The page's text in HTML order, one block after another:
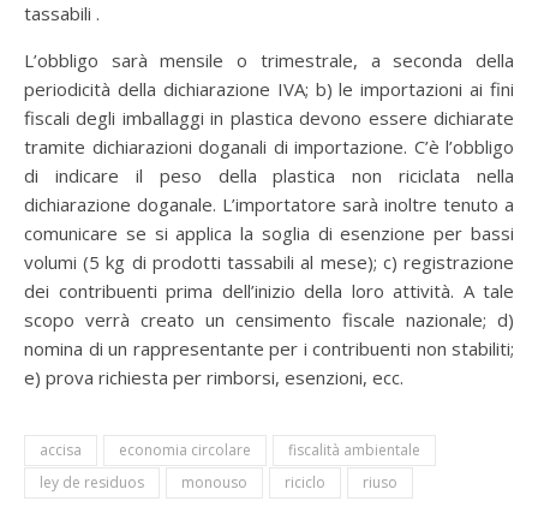
tassabili .
L’obbligo sarà mensile o trimestrale, a seconda della
periodicità della dichiarazione IVA; b) le importazioni ai fini
fiscali degli imballaggi in plastica devono essere dichiarate
tramite dichiarazioni doganali di importazione. C’è l’obbligo
di indicare il peso della plastica non riciclata nella
dichiarazione doganale. L’importatore sarà inoltre tenuto a
comunicare se si applica la soglia di esenzione per bassi
volumi (5 kg di prodotti tassabili al mese); c) registrazione
dei contribuenti prima dell’inizio della loro attività. A tale
scopo verrà creato un censimento fiscale nazionale; d)
nomina di un rappresentante per i contribuenti non stabiliti;
e) prova richiesta per rimborsi, esenzioni, ecc.
accisa economia circolare
fiscalità ambientale
ley de residuos
monouso riciclo riuso